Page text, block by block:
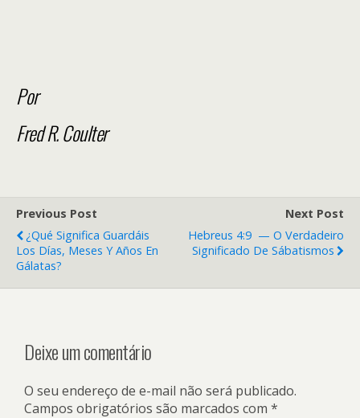
Por
Fred R. Coulter
Previous Post
¿Qué Significa Guardáis
Los Días, Meses Y Años En
Gálatas?
Next Post
Hebreus 4:9 — O Verdadeiro
Significado De Sábatismos
Deixe um comentário
O seu endereço de e-mail não será publicado.
Campos obrigatórios são marcados com *